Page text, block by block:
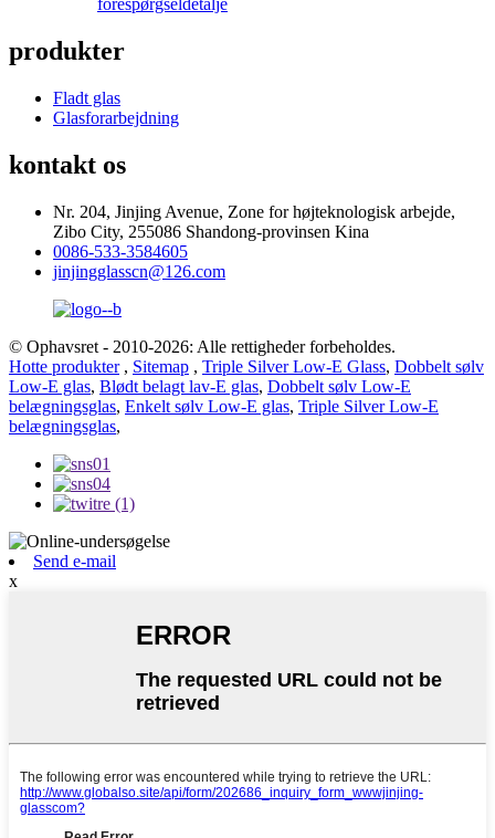
forespørgsel detalje
produkter
Fladt glas
Glasforarbejdning
kontakt os
Nr. 204, Jinjing Avenue, Zone for højteknologisk arbejde,
Zibo City, 255086 Shandong-provinsen Kina
0086-533-3584605
jinjingglasscn@126.com
© Ophavsret - 2010-2026: Alle rettigheder forbeholdes.
Hotte produkter, Sitemap , Triple Silver Low-E Glass, Dobbelt sølv
Low-E glas, Blødt belagt lav-E glas, Dobbelt sølv Low-E
belægningsglas, Enkelt sølv Low-E glas, Triple Silver Low-E
belægningsglas,
Send e-mail
x